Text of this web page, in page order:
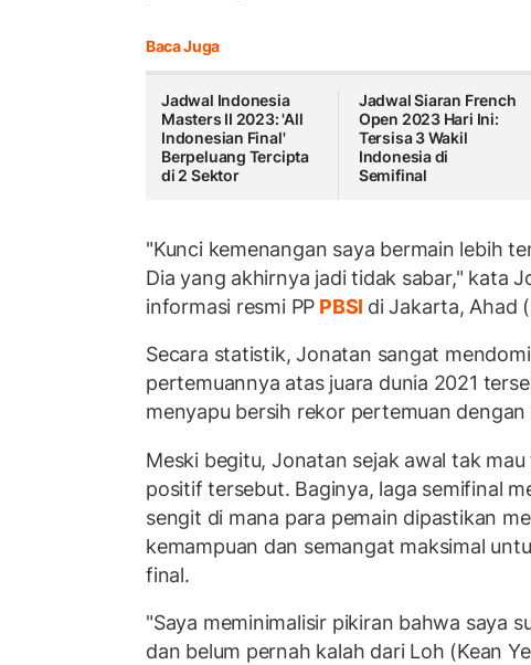
Baca Juga
Jadwal Indonesia
Masters II 2023: 'All
Indonesian Final'
Berpeluang Tercipta
di 2 Sektor
Jadwal Siaran French
Open 2023 Hari Ini:
Tersisa 3 Wakil
Indonesia di
Semifinal
"Kunci kemenangan saya bermain lebih
Dia yang akhirnya jadi tidak sabar," kata
informasi resmi PP PBSI di Jakarta, Ahad
Secara statistik, Jonatan sangat
pertemuannya atas juara dunia 2021
menyapu bersih rekor pertemuan
Meski begitu, Jonatan sejak awal tak
positif tersebut. Baginya, laga semifinal
sengit di mana para pemain dipastikan
kemampuan dan semangat maksimal
final.
"Saya meminimalisir pikiran bahwa saya
dan belum pernah kalah dari Loh (Kean